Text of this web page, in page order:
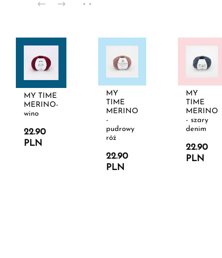
MY TIME
MERINO-
wino
22.90
PLN
MY
TIME
MERINO
-
pudrowy
róż
22.90
PLN
MY
TIME
MERINO
- szary
denim
22.90
PLN